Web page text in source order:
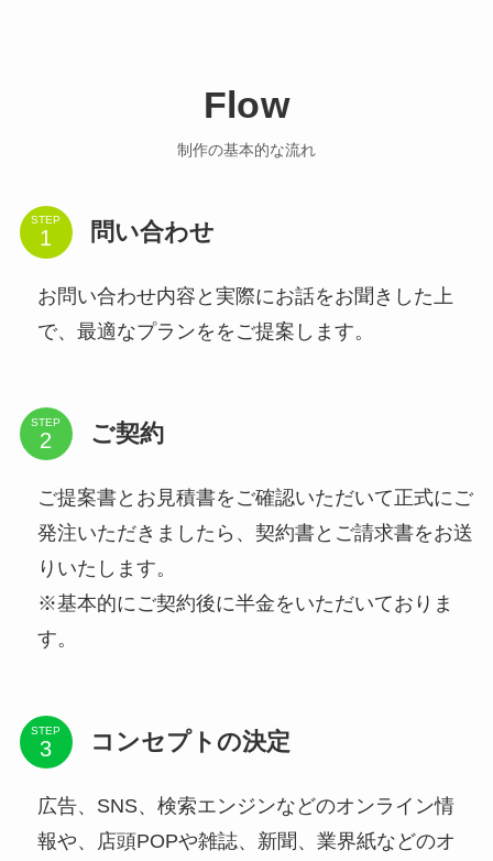
Flow
制作の基本的な流れ
STEP 問い合わせ
お問い合わせ内容と実際にお話をお聞きした上
で、最適なプランををご提案します。
STEP ご契約
ご提案書とお見積書をご確認いただいて正式にご
発注いただきましたら、契約書とご請求書をお送
りいたします。
※基本的にご契約後に半金をいただいておりま
す。
STEP コンセプトの決定
広告、SNS、検索エンジンなどのオンライン情
報や、店頭POPや雑誌、新聞、業界紙などのオ